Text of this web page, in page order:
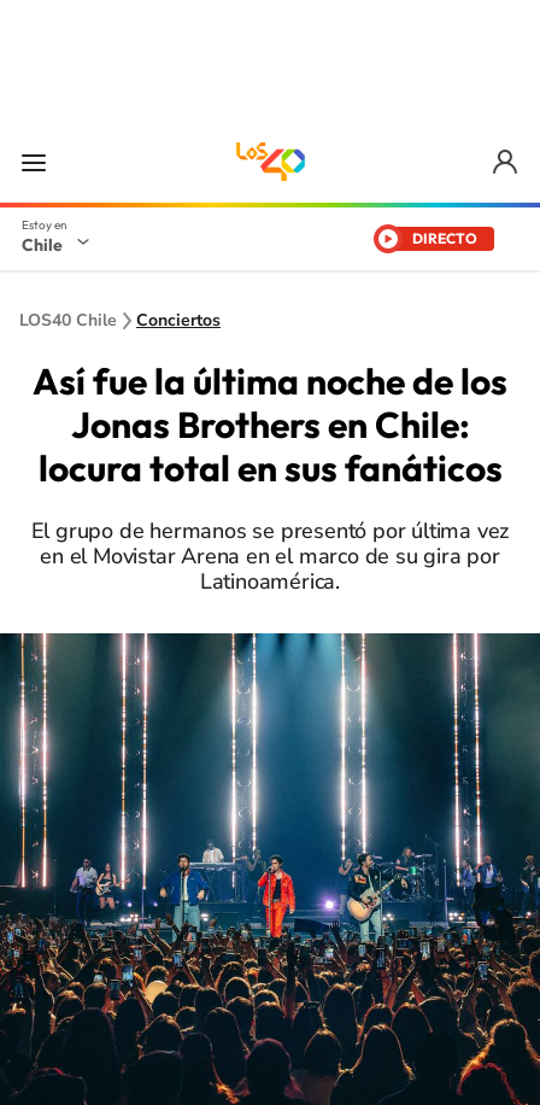
Chile DIRECTO
LOS40 Chile Conciertos
Así fue la última noche de los
Jonas Brothers en Chile:
locura total en sus fanáticos
El grupo de hermanos se presentó por última vez
en el Movistar Arena en el marco de su gira por
Latinoamérica.